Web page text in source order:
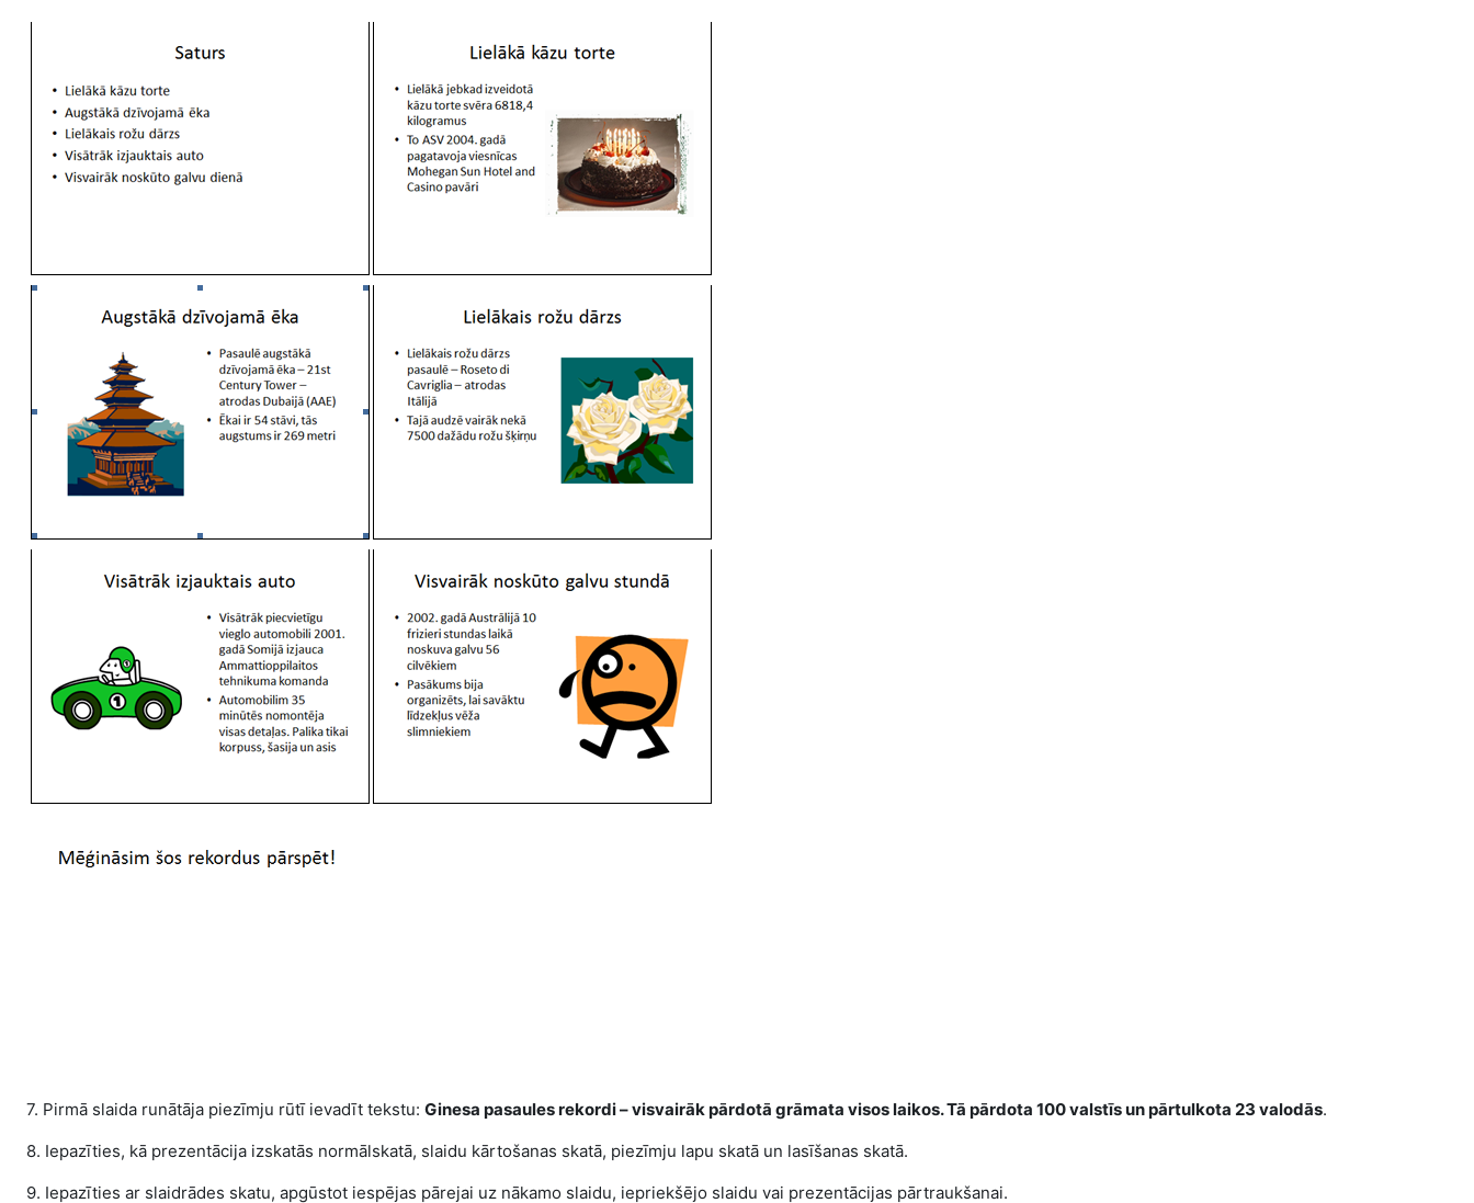
7. Pirmā slaida runātāja piezīmju rūtī ievadīt tekstu: Ginesa pasaules rekordi – visvairāk pārdotā grāmata visos laikos. Tā pārdota 100 valstīs un pārtulkota 23 valodās.
8. Iepazīties, kā prezentācija izskatās normālskatā, slaidu kārtošanas skatā, piezīmju lapu skatā un lasīšanas skatā.
9. Iepazīties ar slaidrādes skatu, apgūstot iespējas pārejai uz nākamo slaidu, iepriekšējo slaidu vai prezentācijas pārtraukšanai.